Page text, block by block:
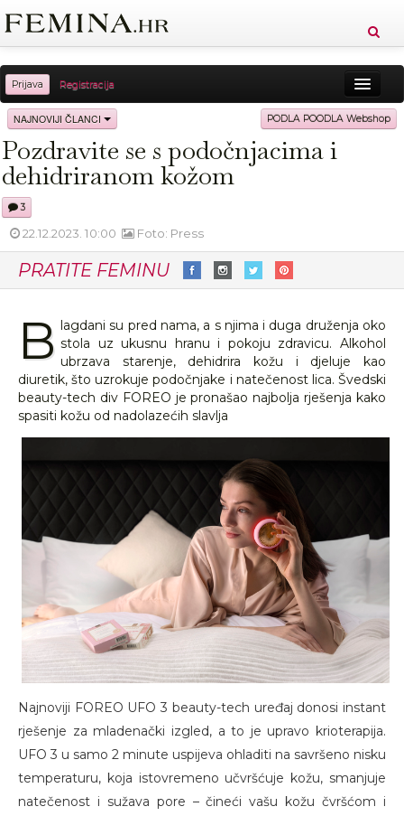
Prijava Registracija
Sreća Zdravlje Vitkost
Moda Ljubav Relax Putovanja Recepti
NAJNOVIJI ČLANCI PODLA POODLA Webshop
Pozdravite se s podočnjacima i
dehidriranom kožom
3
22.12.2023. 10:00 Foto: Press
PRATITE FEMINU
B lagdani su pred nama, a s njima i duga druženja oko
stola uz ukusnu hranu i pokoju zdravicu. Alkohol
ubrzava starenje, dehidrira kožu i djeluje kao
diuretik, što uzrokuje podočnjake i natečenost lica. Švedski
beauty-tech div FOREO je pronašao najbolja rješenja kako
spasiti kožu od nadolazećih slavlja
Najnoviji FOREO UFO 3 beauty-tech uređaj donosi instant
rješenje za mladenački izgled, a to je upravo krioterapija.
UFO 3 u samo 2 minute uspijeva ohladiti na savršeno nisku
temperaturu, koja istovremeno učvršćuje kožu, smanjuje
natečenost i sužava pore – čineći vašu kožu čvršćom i